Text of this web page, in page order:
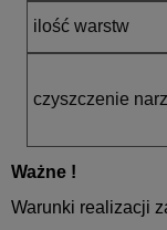
ilość warstw
czyszczenie
Ważne !
Warunki realizacji
*Treść zapytania: